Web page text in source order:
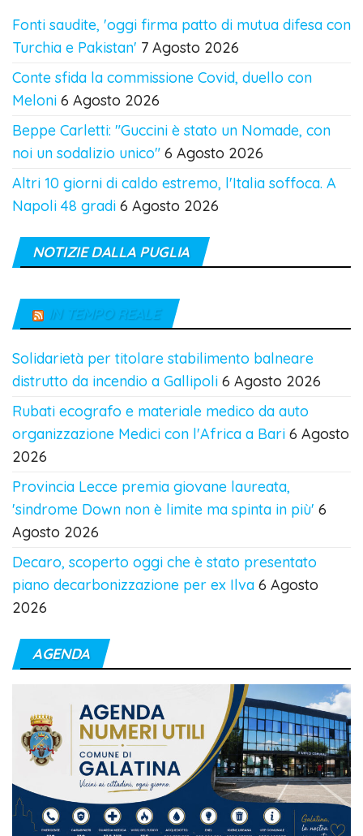
Fonti saudite, 'oggi firma patto di mutua difesa con
Turchia e Pakistan' 7 Agosto 2026
Conte sfida la commissione Covid, duello con
Meloni 6 Agosto 2026
Beppe Carletti: "Guccini è stato un Nomade, con
noi un sodalizio unico" 6 Agosto 2026
Altri 10 giorni di caldo estremo, l'Italia soffoca. A
Napoli 48 gradi 6 Agosto 2026
NOTIZIE DALLA PUGLIA
IN TEMPO REALE
Solidarietà per titolare stabilimento balneare
distrutto da incendio a Gallipoli 6 Agosto 2026
Rubati ecografo e materiale medico da auto
organizzazione Medici con l'Africa a Bari 6 Agosto
2026
Provincia Lecce premia giovane laureata,
'sindrome Down non è limite ma spinta in più' 6
Agosto 2026
Decaro, scoperto oggi che è stato presentato
piano decarbonizzazione per ex Ilva 6 Agosto
2026
AGENDA